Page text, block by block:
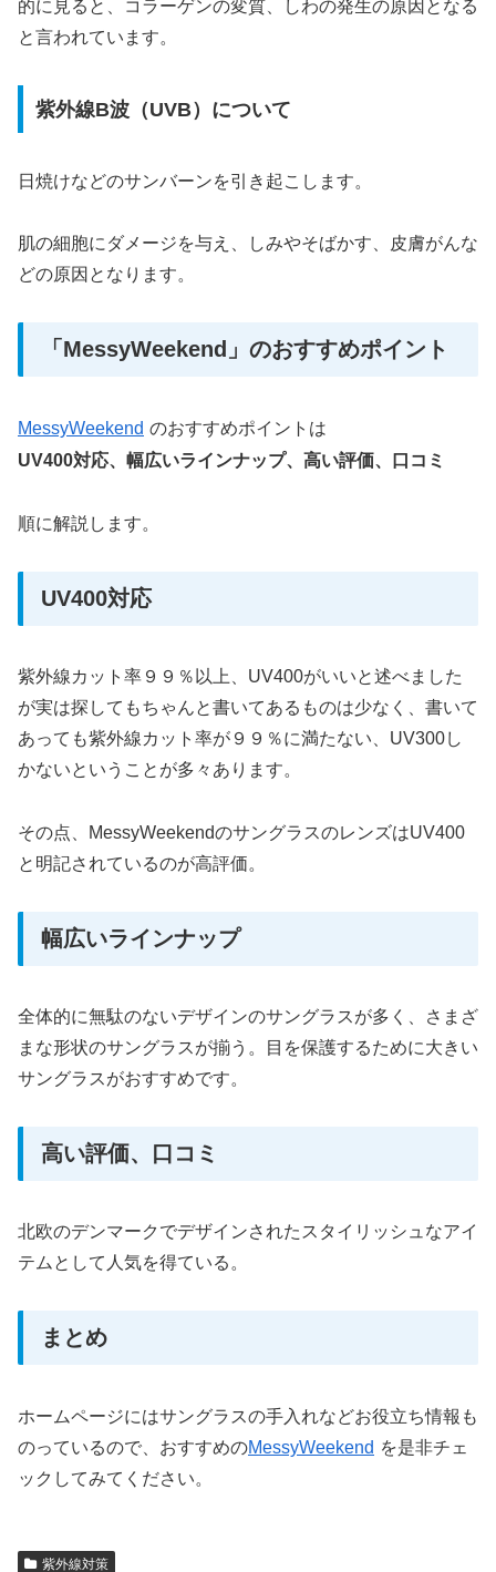
的に見ると、コラーゲンの変質、しわの発生の原因となる
と言われています。
紫外線B波（UVB）について
日焼けなどのサンバーンを引き起こします。
肌の細胞にダメージを与え、しみやそばかす、皮膚がんな
どの原因となります。
「MessyWeekend」のおすすめポイント
MessyWeekend のおすすめポイントは
UV400対応、幅広いラインナップ、高い評価、口コミ
順に解説します。
UV400対応
紫外線カット率９９％以上、UV400がいいと述べました
が実は探してもちゃんと書いてあるものは少なく、書いて
あっても紫外線カット率が９９％に満たない、UV300し
かないということが多々あります。
その点、MessyWeekendのサングラスのレンズはUV400
と明記されているのが高評価。
幅広いラインナップ
全体的に無駄のないデザインのサングラスが多く、さまざ
まな形状のサングラスが揃う。目を保護するために大きい
サングラスがおすすめです。
高い評価、口コミ
北欧のデンマークでデザインされたスタイリッシュなアイ
テムとして人気を得ている。
まとめ
ホームページにはサングラスの手入れなどお役立ち情報も
のっているので、おすすめのMessyWeekend を是非チェ
ックしてみてください。
紫外線対策